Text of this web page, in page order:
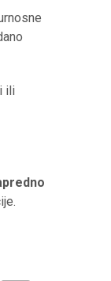
ili